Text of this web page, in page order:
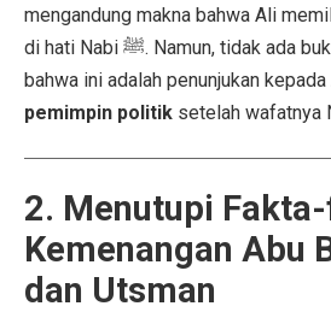
mengandung makna bahwa Ali
di hati Nabi ﷺ. Namun, tidak ada bukti yang menyatakan
bahwa ini adalah penunjukan
pemimpin politik
2. Menutupi
Kemenangan Abu
dan Utsman